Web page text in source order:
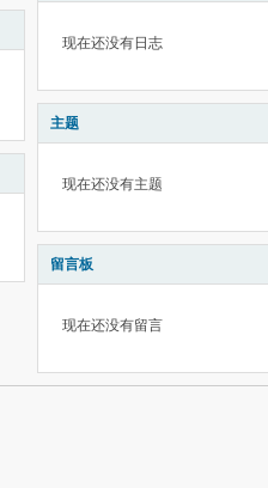
现在还没有日志
主题
现在还没有主题
留言板
现在还没有留言